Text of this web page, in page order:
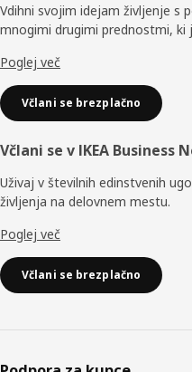
Vdihni svojim idejam življenje s
mnogimi drugimi prednostmi, ki
Poglej več
Včlani se brezplačno
Včlani se v IKEA Business
Uživaj v številnih edinstvenih
življenja na delovnem mestu.
Poglej več
Včlani se brezplačno